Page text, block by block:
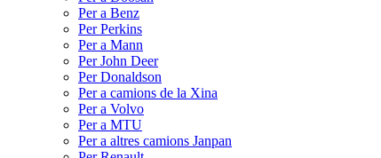
Per a Benz
Per Perkins
Per a Mann
Per John Deer
Per Donaldson
Per a camions de la Xina
Per a Volvo
Per a MTU
Per a altres camions Janpan